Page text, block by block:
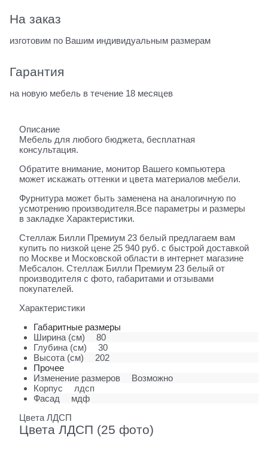
На заказ
изготовим по Вашим индивидуальным размерам
Гарантия
на новую мебель в течение 18 месяцев
Описание
Мебель для любого бюджета, бесплатная
консультация.
Обратите внимание, монитор Вашего компьютера
может искажать оттенки и цвета материалов мебели.
Фурнитура может быть заменена на аналогичную по
усмотрению производителя.Все параметры и размеры
в закладке Характеристики.
Стеллаж Билли Премиум 23 белый предлагаем вам
купить по низкой цене 25 940 руб. с быстрой доставкой
по Москве и Московской области в интернет магазине
Мебсалон. Стеллаж Билли Премиум 23 белый от
производителя с фото, габаритами и отзывами
покупателей.
Характеристики
Габаритные размеры
Ширина (см)
80
Глубина (см)
30
Высота (см)
202
Прочее
Изменение размеров
Возможно
Корпус
лдсп
Фасад
мдф
Цвета ЛДСП
Цвета ЛДСП (25 фото)